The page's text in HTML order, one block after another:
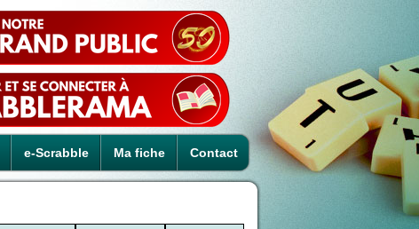
e-Scrabble Ma fiche Contact